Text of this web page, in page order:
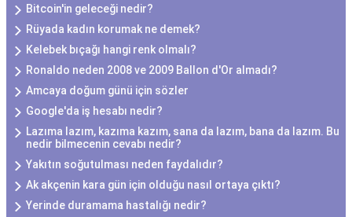
Bitcoin'in geleceği nedir?
Rüyada kadın korumak ne demek?
Kelebek bıçağı hangi renk olmalı?
Ronaldo neden 2008 ve 2009 Ballon d'Or almadı?
Amcaya doğum günü için sözler
Google'da iş hesabı nedir?
Lazıma lazım, kazıma kazım, sana da lazım, bana da lazım. Bu
nedir bilmecenin cevabı nedir?
Yakıtın soğutulması neden faydalıdır?
Ak akçenin kara gün için olduğu nasıl ortaya çıktı?
Yerinde duramama hastalığı nedir?